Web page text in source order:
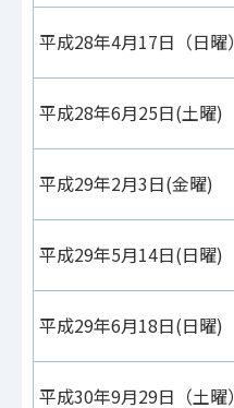
平成28年4月17日（日曜）
平成28年6月25日(土曜)
平成29年2月3日(金曜)
平成29年5月14日(日曜)
平成29年6月18日(日曜)
平成30年9月29日（土曜）